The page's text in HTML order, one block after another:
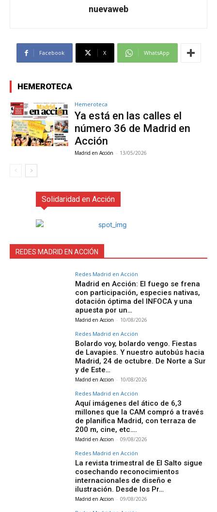
nuevaweb
Facebook X WhatsApp
HEMEROTECA
Hemeroteca
Ya está en las calles el
número 36 de Madrid en
Acción
Madrid en Acción - 13/05/2026
Solidaridad en Acción
REDES MADRID EN ACCIÓN
Redes Madrid en Acción
Madrid en Acción: El fuego se frena
con participación, especies nativas,
dotación óptima del INFOCA y una
apuesta por un…
Madrid en Accion - 10/08/2026
Redes Madrid en Acción
Bolardo voy, bolardo vengo. Fiestas
de Lavapies. Y nuestro autobús hacia
Madrid, 24 de octubre. De Norte a Sur
y de Este…
Madrid en Accion - 10/08/2026
Redes Madrid en Acción
Aquí imágenes del ático de 6,3
millones que la CAM compró a través
de planifica Madrid, con terraza de
200 m, cine, etc….
Madrid en Accion - 09/08/2026
Redes Madrid en Acción
La revista trimestral de El Salto sigue
cosechando reconocimientos
internacionales de diseño e
ilustración. Desde los Pr…
Madrid en Accion - 09/08/2026